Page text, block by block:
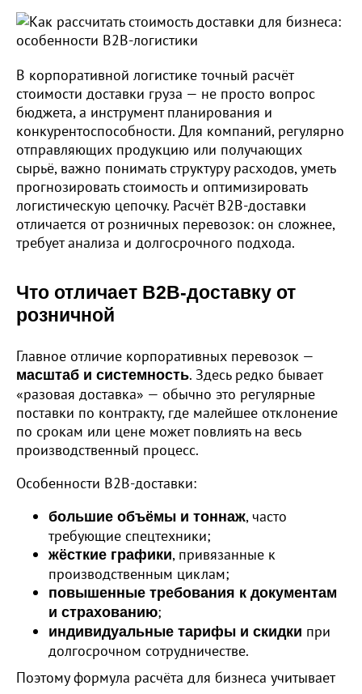
В корпоративной логистике точный расчёт
стоимости доставки груза — не просто вопрос
бюджета, а инструмент планирования и
конкурентоспособности. Для компаний, регулярно
отправляющих продукцию или получающих
сырьё, важно понимать структуру расходов, уметь
прогнозировать стоимость и оптимизировать
логистическую цепочку. Расчёт B2B-доставки
отличается от розничных перевозок: он сложнее,
требует анализа и долгосрочного подхода.
Что отличает B2B-доставку от
розничной
Главное отличие корпоративных перевозок —
масштаб и системность. Здесь редко бывает
«разовая доставка» — обычно это регулярные
поставки по контракту, где малейшее отклонение
по срокам или цене может повлиять на весь
производственный процесс.
Особенности B2B-доставки:
большие объёмы и тоннаж, часто
требующие спецтехники;
жёсткие графики, привязанные к
производственным циклам;
повышенные требования к документам
и страхованию;
индивидуальные тарифы и скидки при
долгосрочном сотрудничестве.
Поэтому формула расчёта для бизнеса учитывает